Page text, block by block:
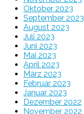
Oktober 2023
September 2023
August 2023
Juli 2023
Juni 2023
Mai 2023
April 2023
März 2023
Februar 2023
Januar 2023
Dezember 2022
November 2022